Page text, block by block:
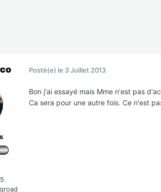
Posté(e) le 3 Juillet 2013
Bon j'ai essayé mais Mme n'est pas
Ca sera pour une autre fois. Ce n'est